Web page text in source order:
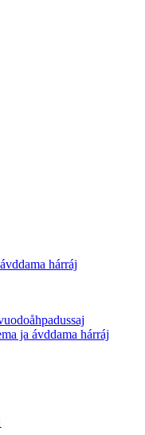
hárráj
ja ávddama hárráj